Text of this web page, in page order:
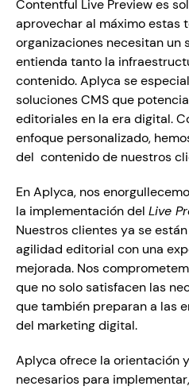
Contentful Live Preview es
aprovechar al máximo estas
organizaciones necesitan un
entienda tanto la
contenido. Aplyca se
soluciones CMS que
editoriales en la era digital.
enfoque personalizado,
del  contenido de nuestros
En Aplyca, nos
la implementación del Live
Nuestros clientes ya se
agilidad editorial con una
mejorada. Nos
que no solo satisfacen las
que también preparan a las
del marketing digital.
Aplyca ofrece la orientación
necesarios para